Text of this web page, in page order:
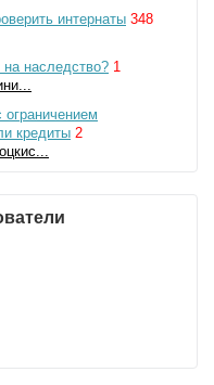
интернаты 348
наследство? 1
кредиты 2